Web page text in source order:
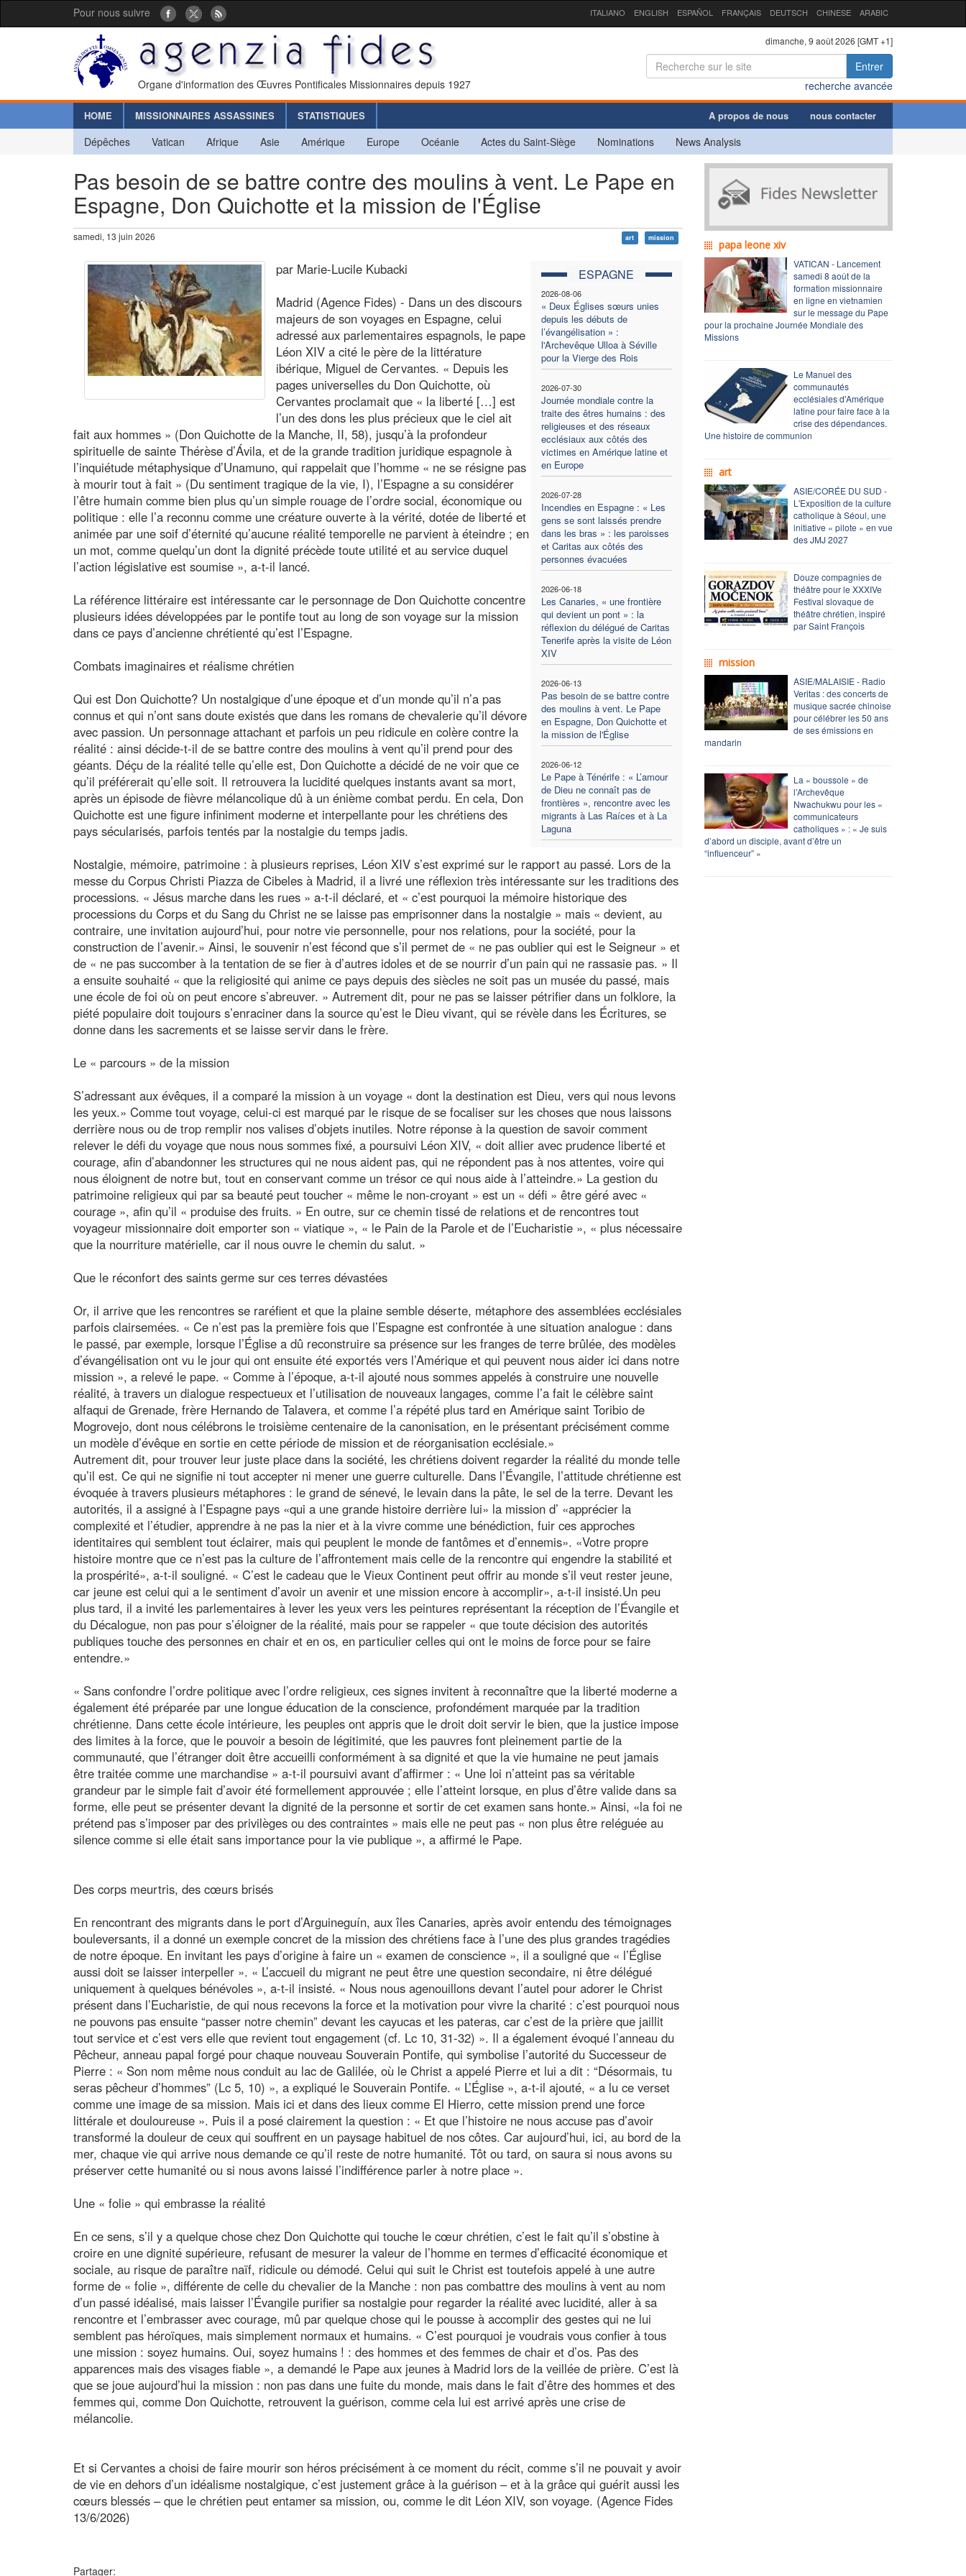
Pour nous suivre ITALIANO ENGLISH ESPAÑOL FRANÇAIS DEUTSCH CHINESE ARABIC
Organe d'information des Œuvres Pontificales Missionnaires depuis 1927
dimanche, 9 août 2026 [GMT +1]
Entrer
recherche avancée
HOME MISSIONNAIRES ASSASSINES STATISTIQUES A propos de nous nous contacter
Dépêches Vatican Afrique Asie Amérique Europe Océanie Actes du Saint-Siège Nominations News Analysis
Pas besoin de se battre contre des moulins à vent. Le Pape en
Espagne, Don Quichotte et la mission de l'Église
samedi, 13 juin 2026 art mission
ESPAGNE
2026-08-06
« Deux Églises sœurs unies
depuis les débuts de
l’évangélisation » :
l'Archevêque Ulloa à Séville
pour la Vierge des Rois
2026-07-30
Journée mondiale contre la
traite des êtres humains : des
religieuses et des réseaux
ecclésiaux aux côtés des
victimes en Amérique latine et
en Europe
2026-07-28
Incendies en Espagne : « Les
gens se sont laissés prendre
dans les bras » : les paroisses
et Caritas aux côtés des
personnes évacuées
2026-06-18
Les Canaries, « une frontière
qui devient un pont » : la
réflexion du délégué de Caritas
Tenerife après la visite de Léon
XIV
2026-06-13
Pas besoin de se battre contre
des moulins à vent. Le Pape
en Espagne, Don Quichotte et
la mission de l'Église
2026-06-12
Le Pape à Ténérife : « L’amour
de Dieu ne connaît pas de
frontières », rencontre avec les
migrants à Las Raíces et à La
Laguna
par Marie-Lucile Kubacki
Madrid (Agence Fides) - Dans un des discours
majeurs de son voyages en Espagne, celui
adressé aux parlementaires espagnols, le pape
Léon XIV a cité le père de la littérature
ibérique, Miguel de Cervantes. « Depuis les
pages universelles du Don Quichotte, où
Cervantes proclamait que « la liberté […] est
l’un des dons les plus précieux que le ciel ait
fait aux hommes » (Don Quichotte de la Manche, II, 58), jusqu’à la profondeur
spirituelle de sainte Thérèse d’Ávila, et de la grande tradition juridique espagnole à
l’inquiétude métaphysique d’Unamuno, qui rappelait que l’homme « ne se résigne pas
à mourir tout à fait » (Du sentiment tragique de la vie, I), l’Espagne a su considérer
l’être humain comme bien plus qu’un simple rouage de l’ordre social, économique ou
politique : elle l’a reconnu comme une créature ouverte à la vérité, dotée de liberté et
animée par une soif d’éternité qu’aucune réalité temporelle ne parvient à éteindre ; en
un mot, comme quelqu’un dont la dignité précède toute utilité et au service duquel
l’action législative est soumise », a-t-il lancé.
La référence littéraire est intéressante car le personnage de Don Quichotte concentre
plusieurs idées développées par le pontife tout au long de son voyage sur la mission
dans ce pays d’ancienne chrétienté qu’est l’Espagne.
Combats imaginaires et réalisme chrétien
Qui est Don Quichotte? Un nostalgique d’une époque et d’un monde qu’il n’a pas
connus et qui n’ont sans doute existés que dans les romans de chevalerie qu’il dévore
avec passion. Un personnage attachant et parfois un peu ridicule en colère contre la
réalité : ainsi décide-t-il de se battre contre des moulins à vent qu’il prend pour des
géants. Déçu de la réalité telle qu’elle est, Don Quichotte a décidé de ne voir que ce
qu’il préférerait qu’elle soit. Il retrouvera la lucidité quelques instants avant sa mort,
après un épisode de fièvre mélancolique dû à un énième combat perdu. En cela, Don
Quichotte est une figure infiniment moderne et interpellante pour les chrétiens des
pays sécularisés, parfois tentés par la nostalgie du temps jadis.
Nostalgie, mémoire, patrimoine : à plusieurs reprises, Léon XIV s’est exprimé sur le rapport au passé. Lors de la
messe du Corpus Christi Piazza de Cibeles à Madrid, il a livré une réflexion très intéressante sur les traditions des
processions. « Jésus marche dans les rues » a-t-il déclaré, et « c’est pourquoi la mémoire historique des
processions du Corps et du Sang du Christ ne se laisse pas emprisonner dans la nostalgie » mais « devient, au
contraire, une invitation aujourd’hui, pour notre vie personnelle, pour nos relations, pour la société, pour la
construction de l’avenir.» Ainsi, le souvenir n’est fécond que s’il permet de « ne pas oublier qui est le Seigneur » et
de « ne pas succomber à la tentation de se fier à d’autres idoles et de se nourrir d’un pain qui ne rassasie pas. » Il
a ensuite souhaité « que la religiosité qui anime ce pays depuis des siècles ne soit pas un musée du passé, mais
une école de foi où on peut encore s’abreuver. » Autrement dit, pour ne pas se laisser pétrifier dans un folklore, la
piété populaire doit toujours s’enraciner dans la source qu’est le Dieu vivant, qui se révèle dans les Écritures, se
donne dans les sacrements et se laisse servir dans le frère.
Le « parcours » de la mission
S’adressant aux évêques, il a comparé la mission à un voyage « dont la destination est Dieu, vers qui nous levons
les yeux.» Comme tout voyage, celui-ci est marqué par le risque de se focaliser sur les choses que nous laissons
derrière nous ou de trop remplir nos valises d’objets inutiles. Notre réponse à la question de savoir comment
relever le défi du voyage que nous nous sommes fixé, a poursuivi Léon XIV, « doit allier avec prudence liberté et
courage, afin d’abandonner les structures qui ne nous aident pas, qui ne répondent pas à nos attentes, voire qui
nous éloignent de notre but, tout en conservant comme un trésor ce qui nous aide à l’atteindre.» La gestion du
patrimoine religieux qui par sa beauté peut toucher « même le non-croyant » est un « défi » être géré avec «
courage », afin qu’il « produise des fruits. » En outre, sur ce chemin tissé de relations et de rencontres tout
voyageur missionnaire doit emporter son « viatique », « le Pain de la Parole et de l’Eucharistie », « plus nécessaire
que la nourriture matérielle, car il nous ouvre le chemin du salut. »
Que le réconfort des saints germe sur ces terres dévastées
Or, il arrive que les rencontres se raréfient et que la plaine semble déserte, métaphore des assemblées ecclésiales
parfois clairsemées. « Ce n’est pas la première fois que l’Espagne est confrontée à une situation analogue : dans
le passé, par exemple, lorsque l’Église a dû reconstruire sa présence sur les franges de terre brûlée, des modèles
d’évangélisation ont vu le jour qui ont ensuite été exportés vers l’Amérique et qui peuvent nous aider ici dans notre
mission », a relevé le pape. « Comme à l’époque, a-t-il ajouté nous sommes appelés à construire une nouvelle
réalité, à travers un dialogue respectueux et l’utilisation de nouveaux langages, comme l’a fait le célèbre saint
alfaqui de Grenade, frère Hernando de Talavera, et comme l’a répété plus tard en Amérique saint Toribio de
Mogrovejo, dont nous célébrons le troisième centenaire de la canonisation, en le présentant précisément comme
un modèle d’évêque en sortie en cette période de mission et de réorganisation ecclésiale.»
Autrement dit, pour trouver leur juste place dans la société, les chrétiens doivent regarder la réalité du monde telle
qu’il est. Ce qui ne signifie ni tout accepter ni mener une guerre culturelle. Dans l’Évangile, l’attitude chrétienne est
évoquée à travers plusieurs métaphores : le grand de sénevé, le levain dans la pâte, le sel de la terre. Devant les
autorités, il a assigné à l’Espagne pays «qui a une grande histoire derrière lui» la mission d’ «apprécier la
complexité et l’étudier, apprendre à ne pas la nier et à la vivre comme une bénédiction, fuir ces approches
identitaires qui semblent tout éclairer, mais qui peuplent le monde de fantômes et d’ennemis». «Votre propre
histoire montre que ce n’est pas la culture de l’affrontement mais celle de la rencontre qui engendre la stabilité et
la prospérité», a-t-il souligné. « C’est le cadeau que le Vieux Continent peut offrir au monde s’il veut rester jeune,
car jeune est celui qui a le sentiment d’avoir un avenir et une mission encore à accomplir», a-t-il insisté.Un peu
plus tard, il a invité les parlementaires à lever les yeux vers les peintures représentant la réception de l’Évangile et
du Décalogue, non pas pour s’éloigner de la réalité, mais pour se rappeler « que toute décision des autorités
publiques touche des personnes en chair et en os, en particulier celles qui ont le moins de force pour se faire
entendre.»
« Sans confondre l’ordre politique avec l’ordre religieux, ces signes invitent à reconnaître que la liberté moderne a
également été préparée par une longue éducation de la conscience, profondément marquée par la tradition
chrétienne. Dans cette école intérieure, les peuples ont appris que le droit doit servir le bien, que la justice impose
des limites à la force, que le pouvoir a besoin de légitimité, que les pauvres font pleinement partie de la
communauté, que l’étranger doit être accueilli conformément à sa dignité et que la vie humaine ne peut jamais
être traitée comme une marchandise » a-t-il poursuivi avant d’affirmer : « Une loi n’atteint pas sa véritable
grandeur par le simple fait d’avoir été formellement approuvée ; elle l’atteint lorsque, en plus d’être valide dans sa
forme, elle peut se présenter devant la dignité de la personne et sortir de cet examen sans honte.» Ainsi, «la foi ne
prétend pas s’imposer par des privilèges ou des contraintes » mais elle ne peut pas « non plus être reléguée au
silence comme si elle était sans importance pour la vie publique », a affirmé le Pape.
Des corps meurtris, des cœurs brisés
En rencontrant des migrants dans le port d’Arguineguín, aux îles Canaries, après avoir entendu des témoignages
bouleversants, il a donné un exemple concret de la mission des chrétiens face à l’une des plus grandes tragédies
de notre époque. En invitant les pays d’origine à faire un « examen de conscience », il a souligné que « l’Église
aussi doit se laisser interpeller ». « L’accueil du migrant ne peut être une question secondaire, ni être délégué
uniquement à quelques bénévoles », a-t-il insisté. « Nous nous agenouillons devant l’autel pour adorer le Christ
présent dans l’Eucharistie, de qui nous recevons la force et la motivation pour vivre la charité : c’est pourquoi nous
ne pouvons pas ensuite “passer notre chemin” devant les cayucas et les pateras, car c’est de la prière que jaillit
tout service et c’est vers elle que revient tout engagement (cf. Lc 10, 31-32) ». Il a également évoqué l’anneau du
Pêcheur, anneau papal forgé pour chaque nouveau Souverain Pontife, qui symbolise l’autorité du Successeur de
Pierre : « Son nom même nous conduit au lac de Galilée, où le Christ a appelé Pierre et lui a dit : “Désormais, tu
seras pêcheur d’hommes” (Lc 5, 10) », a expliqué le Souverain Pontife. « L’Église », a-t-il ajouté, « a lu ce verset
comme une image de sa mission. Mais ici et dans des lieux comme El Hierro, cette mission prend une force
littérale et douloureuse ». Puis il a posé clairement la question : « Et que l’histoire ne nous accuse pas d’avoir
transformé la douleur de ceux qui souffrent en un paysage habituel de nos côtes. Car aujourd’hui, ici, au bord de la
mer, chaque vie qui arrive nous demande ce qu’il reste de notre humanité. Tôt ou tard, on saura si nous avons su
préserver cette humanité ou si nous avons laissé l’indifférence parler à notre place ».
Une « folie » qui embrasse la réalité
En ce sens, s’il y a quelque chose chez Don Quichotte qui touche le cœur chrétien, c’est le fait qu’il s’obstine à
croire en une dignité supérieure, refusant de mesurer la valeur de l’homme en termes d’efficacité économique et
sociale, au risque de paraître naïf, ridicule ou démodé. Celui qui suit le Christ est toutefois appelé à une autre
forme de « folie », différente de celle du chevalier de la Manche : non pas combattre des moulins à vent au nom
d’un passé idéalisé, mais laisser l’Évangile purifier sa nostalgie pour regarder la réalité avec lucidité, aller à sa
rencontre et l’embrasser avec courage, mû par quelque chose qui le pousse à accomplir des gestes qui ne lui
semblent pas héroïques, mais simplement normaux et humains. « C’est pourquoi je voudrais vous confier à tous
une mission : soyez humains. Oui, soyez humains ! : des hommes et des femmes de chair et d’os. Pas des
apparences mais des visages fiable », a demandé le Pape aux jeunes à Madrid lors de la veillée de prière. C’est là
que se joue aujourd’hui la mission : non pas dans une fuite du monde, mais dans le fait d’être des hommes et des
femmes qui, comme Don Quichotte, retrouvent la guérison, comme cela lui est arrivé après une crise de
mélancolie.
Et si Cervantes a choisi de faire mourir son héros précisément à ce moment du récit, comme s’il ne pouvait y avoir
de vie en dehors d’un idéalisme nostalgique, c’est justement grâce à la guérison – et à la grâce qui guérit aussi les
cœurs blessés – que le chrétien peut entamer sa mission, ou, comme le dit Léon XIV, son voyage. (Agence Fides
13/6/2026)
Partager:
papa leone xiv
VATICAN - Lancement
samedi 8 août de la
formation missionnaire
en ligne en vietnamien
sur le message du Pape
pour la prochaine Journée Mondiale des
Missions
Le Manuel des
communautés
ecclésiales d'Amérique
latine pour faire face à la
crise des dépendances.
Une histoire de communion
art
ASIE/CORÉE DU SUD -
L'Exposition de la culture
catholique à Séoul, une
initiative « pilote » en vue
des JMJ 2027
Douze compagnies de
théâtre pour le XXXIVe
Festival slovaque de
théâtre chrétien, inspiré
par Saint François
mission
ASIE/MALAISIE - Radio
Veritas : des concerts de
musique sacrée chinoise
pour célébrer les 50 ans
de ses émissions en
mandarin
La « boussole » de
l’Archevêque
Nwachukwu pour les «
communicateurs
catholiques » : « Je suis
d’abord un disciple, avant d’être un
“influenceur” »